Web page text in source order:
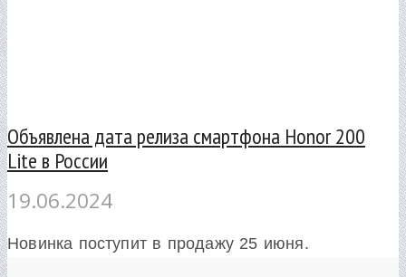
Объявлена дата релиза смартфона Honor 200
Lite в России
19.06.2024
Новинка поступит в продажу 25 июня.